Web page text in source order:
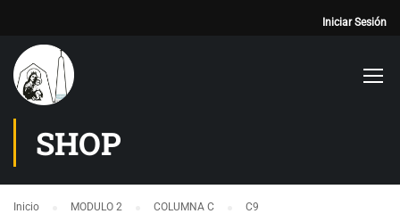
Iniciar Sesión
SHOP
Inicio MODULO 2 COLUMNA C C9